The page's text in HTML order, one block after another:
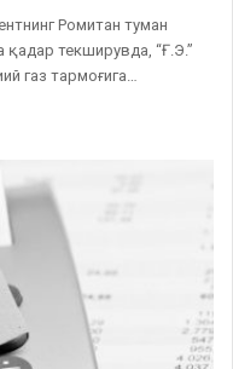
Ромитан туман
қадар текширувда, “Ғ.Э.”
газ тармоғига…